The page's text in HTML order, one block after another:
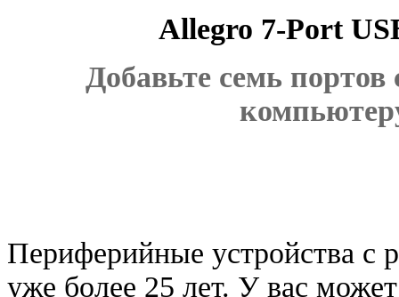
Allegro 7-Port
Добавьте семь
Периферийные устройства с
уже более 25 лет. У вас